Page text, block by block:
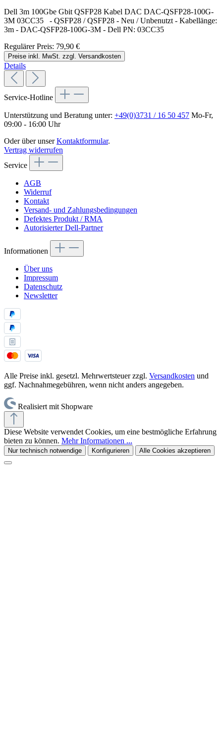
Dell 3m 100Gbe Gbit QSFP28 Kabel DAC DAC-QSFP28-100G-
3M 03CC35 - QSFP28 / QSFP28 - Neu / Unbenutzt - Kabellänge:
3m - DAC-QSFP28-100G-3M - Dell PN: 03CC35
Regulärer Preis: 79,90 €
Preise inkl. MwSt. zzgl. Versandkosten
Details
Service-Hotline
Unterstützung und Beratung unter: +49(0)3731 / 16 50 457 Mo-Fr,
09:00 - 16:00 Uhr
Oder über unserKontaktformular.
Vertrag widerrufen
Service
AGB
Widerruf
Kontakt
Versand- und Zahlungsbedingungen
Defektes Produkt / RMA
Autorisierter Dell-Partner
Informationen
Über uns
Impressum
Datenschutz
Newsletter
Alle Preise inkl. gesetzl. Mehrwertsteuer zzgl. Versandkosten und
ggf. Nachnahmegebühren, wenn nicht anders angegeben.
Realisiert mit Shopware
Diese Website verwendet Cookies, um eine bestmögliche Erfahrung
bieten zu können. Mehr Informationen ...
Nur technisch notwendige Konfigurieren Alle Cookies akzeptieren